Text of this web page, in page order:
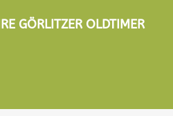
GÖRLITZER OLDTIMER